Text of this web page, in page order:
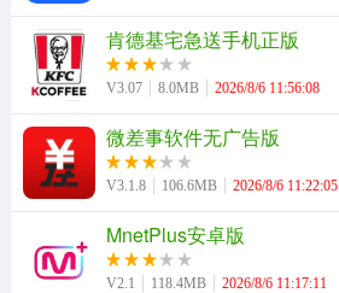
肯德基宅急送手机正版
V3.07 8.0MB 2026/8/6 11:56:08
微差事软件无广告版
V3.1.8 106.6MB 2026/8/6 11:22:05
MnetPlus安卓版
V2.1 118.4MB 2026/8/6 11:17:11